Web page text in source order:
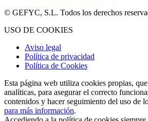
© GEFYC, S.L. Todos los derechos
USO DE COOKIES
Aviso legal
Política de privacidad
Política de Cookies
Esta página web utiliza cookies propias,
analíticas, para asegurar el correcto
contenidos y hacer seguimiento del uso de
para más información.